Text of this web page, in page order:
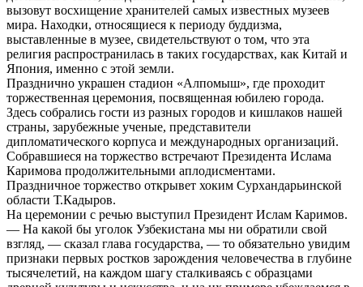
вызовут восхищение хранителей самых известных музеев
мира. Находки, относящиеся к периоду буддизма,
выставленные в музее, свидетельствуют о том, что эта
религия распространилась в таких государствах, как Китай и
Япония, именно с этой земли.
Празднично украшен стадион «Алпомыш», где проходит
торжественная церемония, посвященная юбилею города.
Здесь собрались гости из разных городов и кишлаков нашей
страны, зарубежные ученые, представители
дипломатического корпуса и международных организаций.
Собравшиеся на торжество встречают Президента Ислама
Каримова продолжительными аплодисментами.
Праздничное торжество открывет хоким Сурхандарьинской
области Т.Кадыров.
На церемонии с речью выступил Президент Ислам Каримов.
— На какой бы уголок Узбекистана мы ни обратили свой
взгляд, — сказал глава государства, — то обязательно увидим
признаки первых ростков зарождения человечества в глубине
тысячелетий, на каждом шагу сталкиваясь с образцами